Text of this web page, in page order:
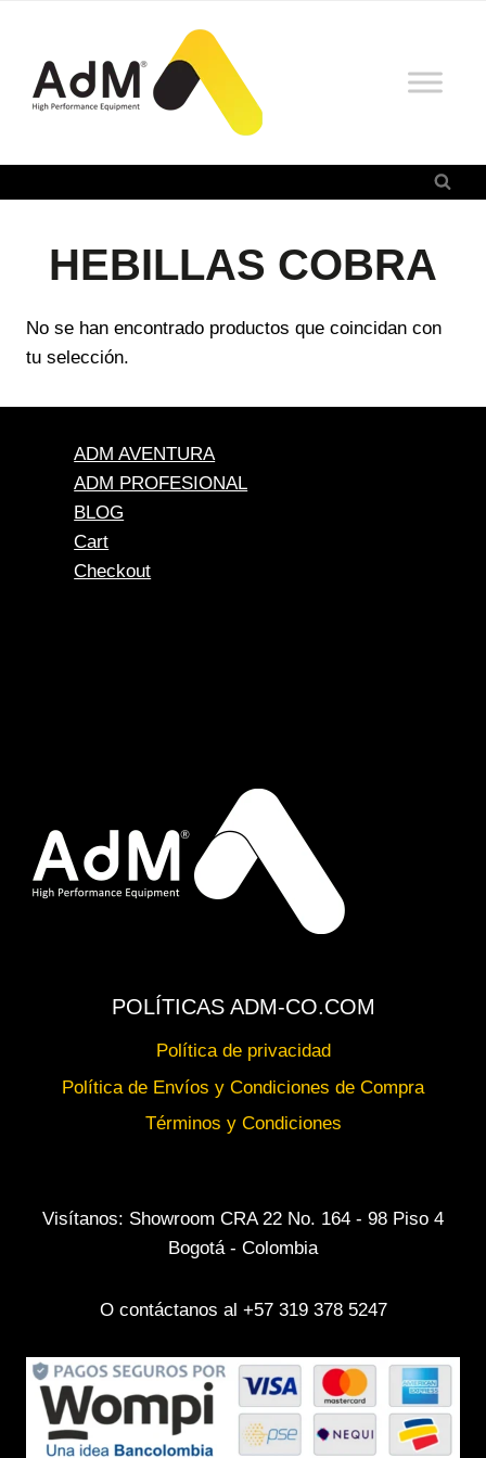
contenido
HEBILLAS COBRA
No se han encontrado productos que coincidan con
tu selección.
ADM AVENTURA
ADM PROFESIONAL
BLOG
Cart
Checkout
POLÍTICAS ADM-CO.COM
Política de privacidad
Política de Envíos y Condiciones de Compra
Términos y Condiciones
Visítanos: Showroom CRA 22 No. 164 - 98 Piso 4
Bogotá - Colombia
O contáctanos al +57 319 378 5247